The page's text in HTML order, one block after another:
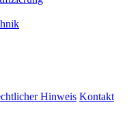
Hinweis Kontakt